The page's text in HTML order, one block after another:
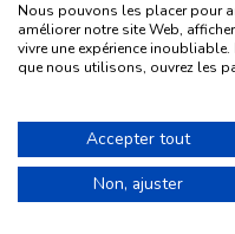
Nous pouvons les placer pour
améliorer notre site Web,
vivre une expérience
que nous utilisons, ouvrez les
Accepter tout
Non, ajuster